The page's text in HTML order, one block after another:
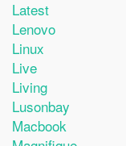
Latest
Lenovo
Linux
Live
Living
Lusonbay
Macbook